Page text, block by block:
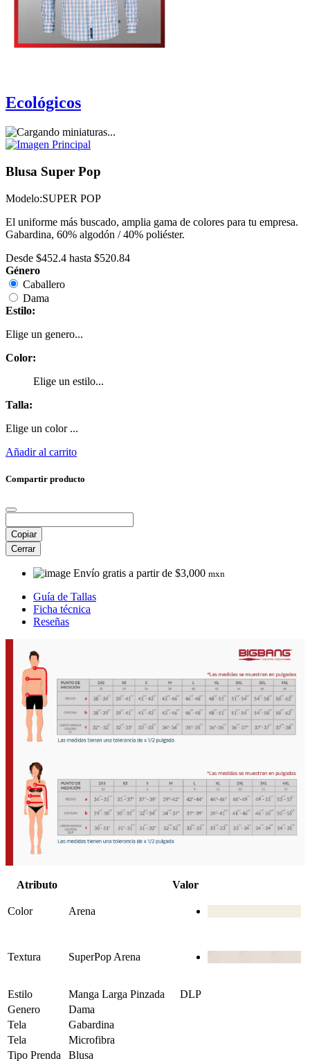
Ecológicos
Blusa Super Pop
Modelo:SUPER POP
El uniforme más buscado, amplia gama de colores para tu empresa.
Gabardina, 60% algodón / 40% poliéster.
Desde $452.4 hasta $520.84
Género
Caballero
Dama
Estilo:
Elige un genero...
Color:
Elige un estilo...
Talla:
Elige un color ...
Añadir al carrito
Compartir producto
Copiar
Cerrar
Envío gratis a partir de $3,000 mxn
Guía de Tallas
Ficha técnica
Reseñas
Atributo Valor
Color Arena
Textura SuperPop Arena
Estilo Manga Larga Pinzada
DLP
Genero
Dama
Tela
Gabardina
Tela
Microfibra
Tipo Prenda
Blusa